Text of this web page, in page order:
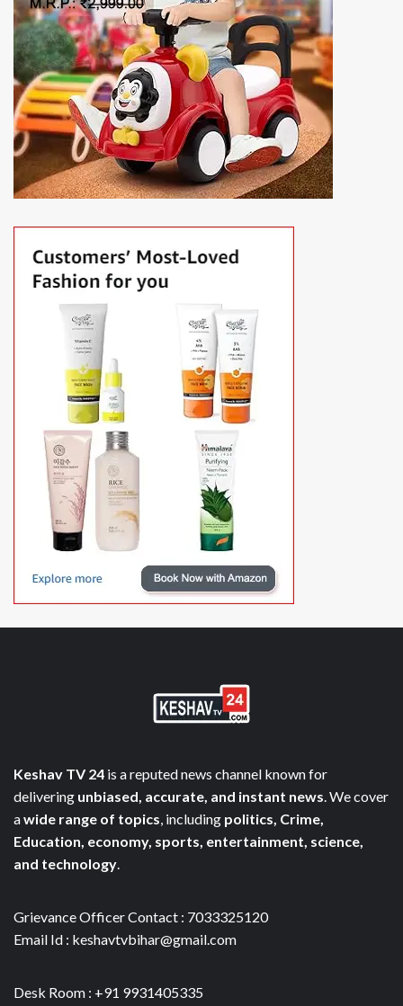
Keshav TV 24 is a reputed news channel known for
delivering unbiased, accurate, and instant news. We cover
awide range of topics, including politics, Crime,
Education, economy, sports, entertainment, science,
and technology.
Grievance Officer Contact : 7033325120
Email Id : keshavtvbihar@gmail.com
Desk Room : +91 9931405335